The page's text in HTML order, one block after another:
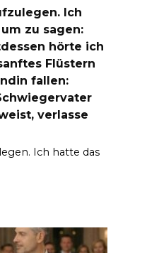
Ich
zu sagen:
hörte ich
Flüstern
fallen:
verlasse
Ich hatte das